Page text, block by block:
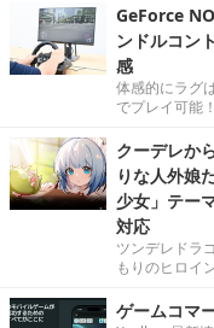
GeForce
ンドルコン
感
体感的にラグ
でプレイ可能！
クーデレか
りな人外娘
少女」テー
対応
ツンデレドラ
もりのヒロイ
ゲームコマ